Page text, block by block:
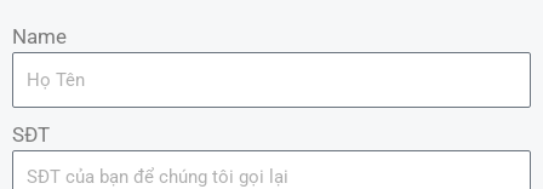
Name
SĐT